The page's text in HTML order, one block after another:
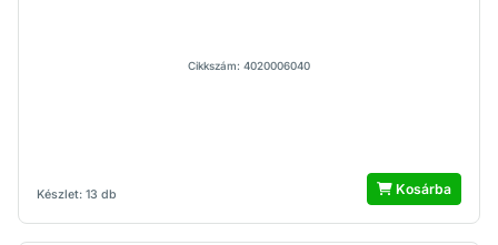
Készlet: 13 db
Cikkszám: 4020006040
Kosárba